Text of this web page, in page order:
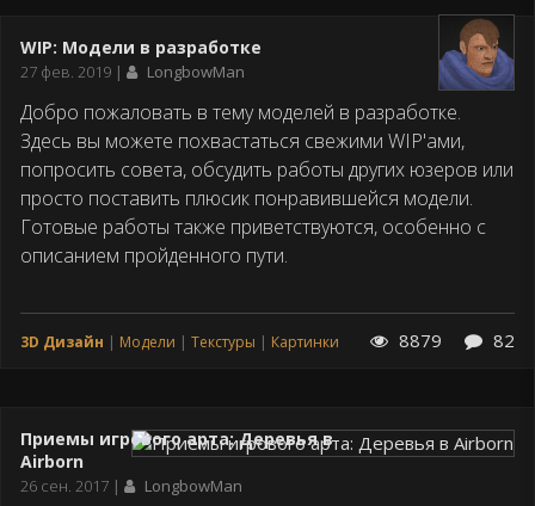
WIP: Модели в разработке
Дата
27 фев. 2019 LongbowMan
Добро пожаловать в тему моделей в разработке.
Здесь вы можете похвастаться свежими WIP'ами,
попросить совета, обсудить работы других юзеров или
просто поставить плюсик понравившейся модели.
Готовые работы также приветствуются, особенно с
описанием пройденного пути.
3D Дизайн Модели Текстуры Картинки 8879 82
Приемы игрового арта: Деревья в
Airborn
Дата
26 сен. 2017 LongbowMan